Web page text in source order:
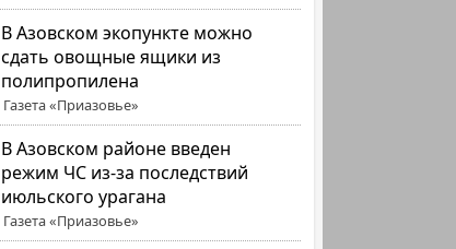
В Азовском экопункте можно
сдать овощные ящики из
полипропилена
Газета «Приазовье»
В Азовском районе введен
режим ЧС из-за последствий
июльского урагана
Газета «Приазовье»